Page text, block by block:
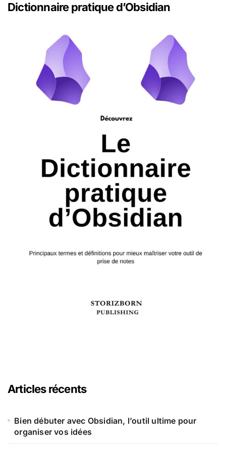
Dictionnaire pratique d’Obsidian
Articles récents
Bien débuter avec Obsidian, l’outil ultime pour
organiser vos idées